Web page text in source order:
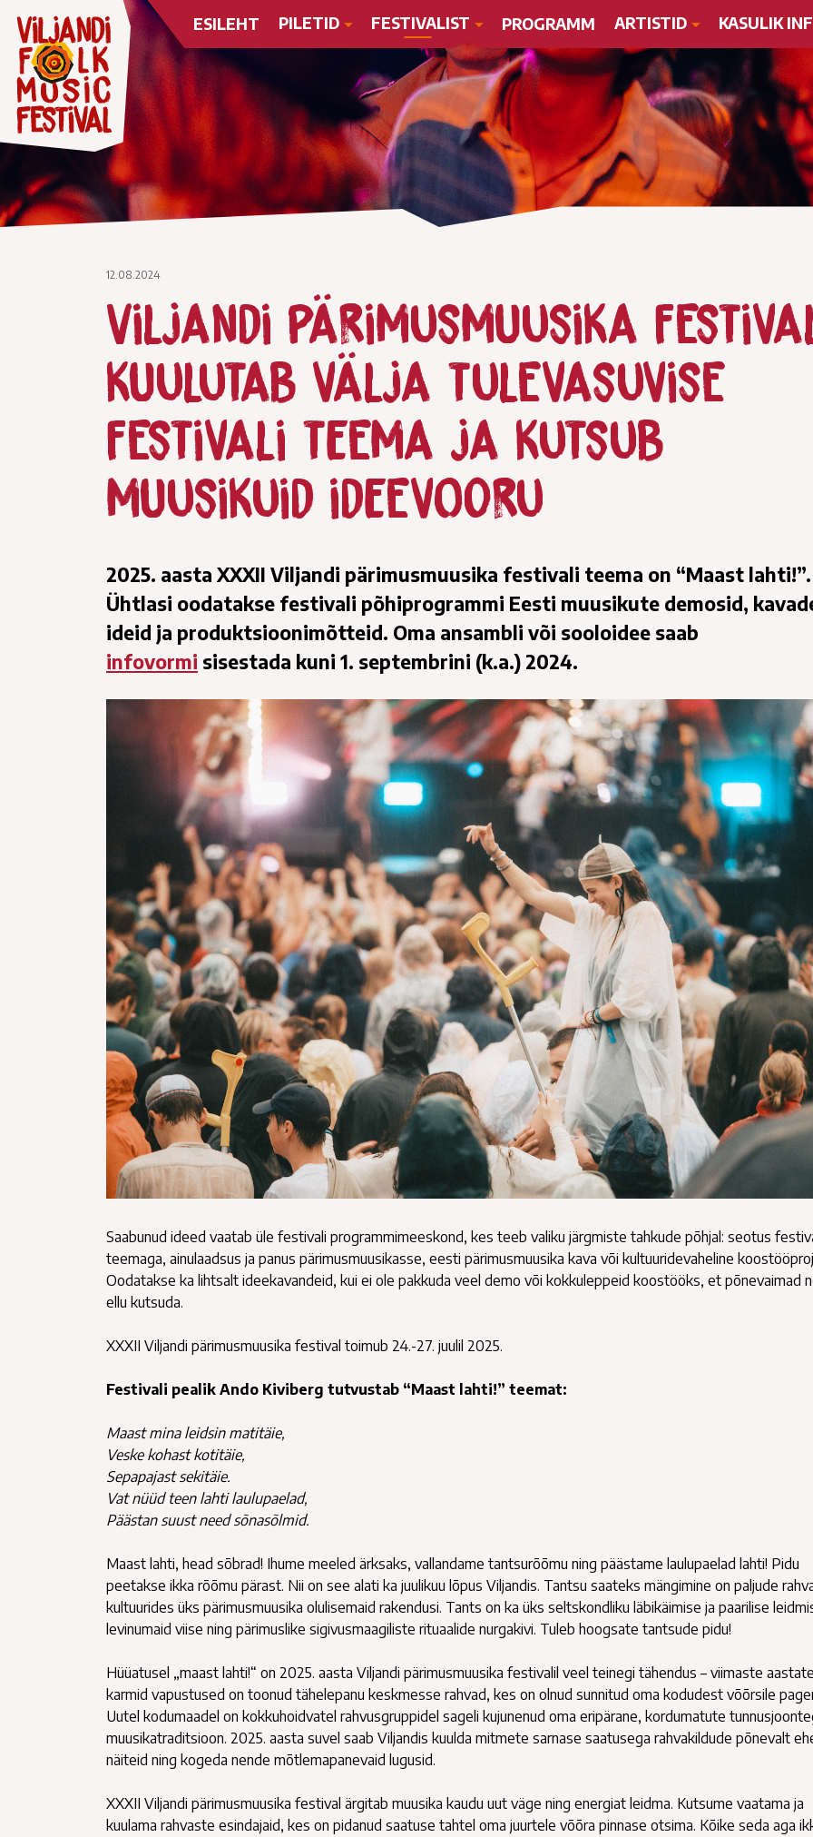
ESILEHT PILETID FESTIVALIST PROGRAMM ARTISTID KASULIK
12.08.2024
Viljandi pärimusmuusika
kuulutab välja tulevasuvise
festivali teema ja kutsub
muusikuid ideevooru
2025. aasta XXXII Viljandi pärimusmuusika festivali teema on “Maast lahti!”.
Ühtlasi oodatakse festivali põhiprogrammi Eesti muusikute demosid,
ideid ja produktsioonimõtteid. Oma ansambli või sooloidee saab
infovormi sisestada kuni 1. septembrini (k.a.) 2024.
Saabunud ideed vaatab üle festivali programmimeeskond, kes teeb valiku järgmiste tahkude põhjal: seotus
teemaga, ainulaadsus ja panus pärimusmuusikasse, eesti pärimusmuusika kava või kultuuridevaheline
Oodatakse ka lihtsalt ideekavandeid, kui ei ole pakkuda veel demo või kokkuleppeid koostööks, et põnevaimad
ellu kutsuda.
XXXII Viljandi pärimusmuusika festival toimub 24.-27. juulil 2025.
Festivali pealik Ando Kiviberg tutvustab “Maast lahti!” teemat:
Maast mina leidsin matitäie,
Veske kohast kotitäie,
Sepapajast sekitäie.
Vat nüüd teen lahti laulupaelad,
Päästan suust need sõnasõlmid.
Maast lahti, head sõbrad! Ihume meeled ärksaks, vallandame tantsurõõmu ning päästame laulupaelad lahti! Pidu
peetakse ikka rõõmu pärast. Nii on see alati ka juulikuu lõpus Viljandis. Tantsu saateks mängimine on paljude
kultuurides üks pärimusmuusika olulisemaid rakendusi. Tants on ka üks seltskondliku läbikäimise ja paarilise
levinumaid viise ning pärimuslike sigivusmaagiliste rituaalide nurgakivi. Tuleb hoogsate tantsude pidu!
Hüüatusel „maast lahti!“ on 2025. aasta Viljandi pärimusmuusika festivalil veel teinegi tähendus – viimaste aastate
karmid vapustused on toonud tähelepanu keskmesse rahvad, kes on olnud sunnitud oma kodudest võõrsile
Uutel kodumaadel on kokkuhoidvatel rahvusgruppidel sageli kujunenud oma eripärane, kordumatute
muusikatraditsioon. 2025. aasta suvel saab Viljandis kuulda mitmete sarnase saatusega rahvakildude põnevalt
näiteid ning kogeda nende mõtlemapanevaid lugusid.
XXXII Viljandi pärimusmuusika festival ärgitab muusika kaudu uut väge ning energiat leidma. Kutsume vaatama ja
kuulama rahvaste esindajaid, kes on pidanud saatuse tahtel oma juurtele võõra pinnase otsima. Kõike seda aga